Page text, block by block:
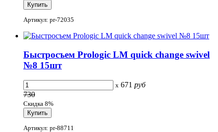
Артикул: pr-72035
Быстросъем Prologic LM quick change swivel
№8 15шт
x 671 руб
730
Скидка 8%
Артикул: pr-88711